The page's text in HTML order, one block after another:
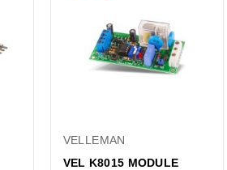
VELLEMAN
VEL K8015 MODULE